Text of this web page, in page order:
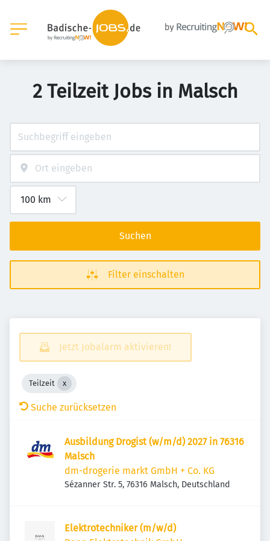
2 Teilzeit Jobs in Malsch
Suchen
Filter einschalten
Jetzt Jobalarm aktivieren!
Teilzeit
Suche zurücksetzen
Ausbildung Drogist (w/m/d) 2027 in 76316
Malsch
dm-drogerie markt GmbH + Co. KG
Sézanner Str. 5, 76316 Malsch, Deutschland
Elektrotechniker (m/w/d)